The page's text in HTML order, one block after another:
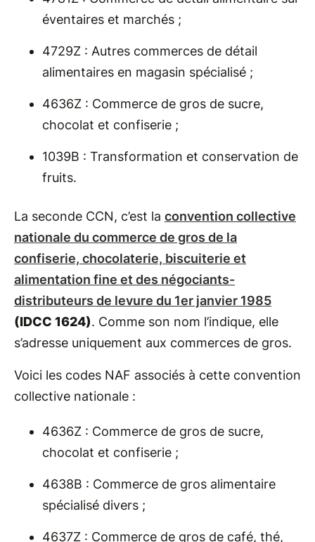
éventaires et marchés ;
4729Z : Autres commerces de détail
alimentaires en magasin spécialisé ;
4636Z : Commerce de gros de sucre,
chocolat et confiserie ;
1039B : Transformation et conservation de
fruits.
La seconde CCN, c’est la convention collective
nationale du commerce de gros de la
confiserie, chocolaterie, biscuiterie et
alimentation fine et des négociants-
distributeurs de levure du 1er janvier 1985
(IDCC 1624). Comme son nom l’indique, elle
s’adresse uniquement aux commerces de gros.
Voici les codes NAF associés à cette convention
collective nationale :
4636Z : Commerce de gros de sucre,
chocolat et confiserie ;
4638B : Commerce de gros alimentaire
spécialisé divers ;
4637Z : Commerce de gros de café, thé,